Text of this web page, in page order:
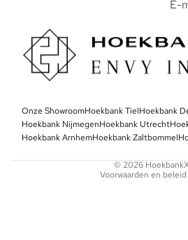
Onze ShowroomHoekbank TielHoekbank
Hoekbank NijmegenHoekbank Utrecht
Hoekbank ArnhemHoekbank Zaltbommel
© 2026
Voorwaarden en beleid
Algemene voorwaarden
Contactgegevens